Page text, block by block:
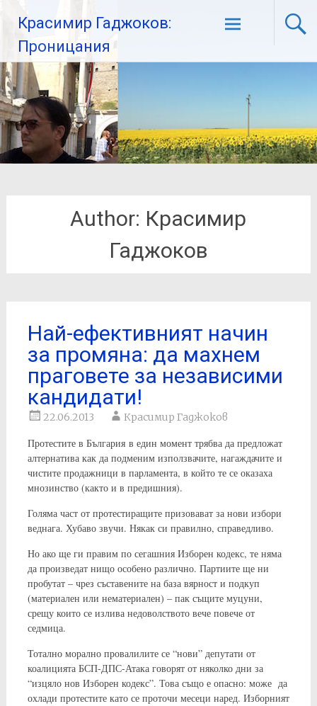
Красимир Гаджоков:
Проницания
Author: Красимир
Гаджоков
Най-ефективният начин
за промяна: да махнем
праговете за независими
кандидати!
22.06.2013 Красимир Гаджоков
Протестите в България в един момент трябва да предложат
алтернатива как да подменим използвачите, нагаждачите и
чистите продажници в парламента, в който те се оказаха
мнозинство (както и в предишния).
Голяма част от протестиращите призовават за нови избори
веднага. Хубаво звучи. Някак си правилно, справедливо.
Но ако ще ги правим по сегашния Изборен кодекс, те няма
да произведат нищо особено различно. Партиите ще ни
пробутат – чрез съставените на база вярност и подкуп
(материален или нематериален) – пак същите муцуни,
срещу които се излива недоволството вече повече от
седмица.
Тотално морално провалилите се “нови” депутати от
коалицията БСП-ДПС-Атака говорят от няколко дни за
“изцяло нов Изборен кодекс”. Това също е опасно: може да
охлади протестите като се проточи месеци наред. Изборният